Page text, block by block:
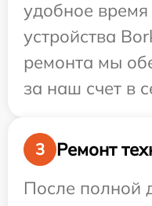
удобное
устройства
ремонта мы
за наш счет в
3
Ремонт
После полной